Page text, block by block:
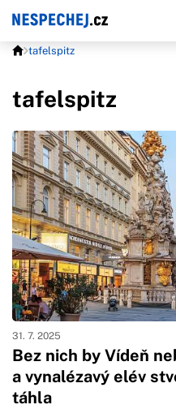
tafelspitz
tafelspitz
Bez nich by Vídeň
a vynalézavý elév
táhla
31. 7. 2025